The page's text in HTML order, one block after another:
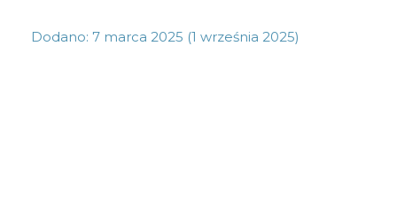
Dodano: 7 marca 2025 (1 września 2025)